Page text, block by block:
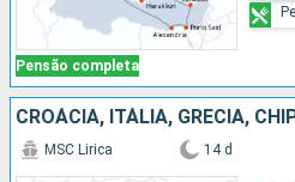
Pensão completa
CROÁCIA, ITÁLIA, GRÉCIA,
MSC Lirica 14 d